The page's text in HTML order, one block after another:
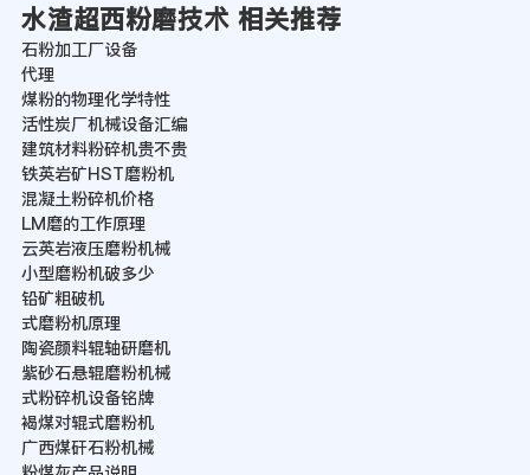
水渣超西粉磨技术 相关推荐
石粉加工厂设备
代理
煤粉的物理化学特性
活性炭厂机械设备汇编
建筑材料粉碎机贵不贵
铁英岩矿HST磨粉机
混凝土粉碎机价格
LM磨的工作原理
云英岩液压磨粉机械
小型磨粉机破多少
铅矿粗破机
式磨粉机原理
陶瓷颜料辊轴研磨机
紫砂石悬辊磨粉机械
式粉碎机设备铭牌
褐煤对辊式磨粉机
广西煤矸石粉机械